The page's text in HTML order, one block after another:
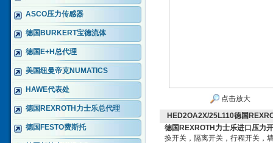
ASCO压力传感器
德国BURKERT宝德流体
德国E+H总代理
美国纽曼帝克NUMATICS
HAWE代表处
德国REXROTH力士乐总代理
德国FESTO费斯托
点击放大
HED2OA2X/25L110德国
德国REXROTH力士乐进口压力
换开关，隔离开关，行程开关，